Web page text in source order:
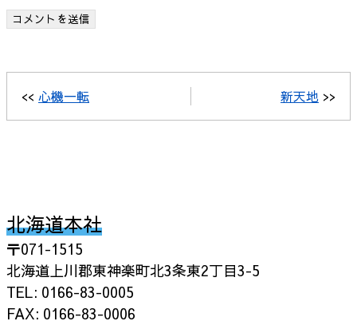
<< 心機一転 新天地 >>
北海道本社
〒071-1515
北海道上川郡東神楽町北3条東2丁目3-5
TEL: 0166-83-0005
FAX: 0166-83-0006